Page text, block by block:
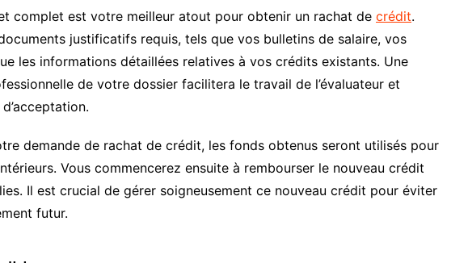
complet est votre meilleur atout pour obtenir un rachat de crédit.
justificatifs requis, tels que vos bulletins de salaire, vos
les informations détaillées relatives à vos crédits existants. Une
de votre dossier facilitera le travail de l’évaluateur et
demande de rachat de crédit, les fonds obtenus seront utilisés pour
Vous commencerez ensuite à rembourser le nouveau crédit
Il est crucial de gérer soigneusement ce nouveau crédit pour éviter
futur.